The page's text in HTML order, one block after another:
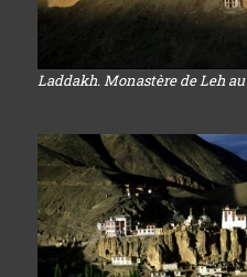
Laddakh. Monastère de Leh